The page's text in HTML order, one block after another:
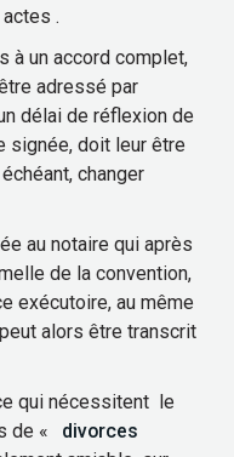
.
à un accord complet,
adressé par
délai de réflexion de
signée, doit leur être
changer
au notaire qui après
de la convention,
exécutoire, au même
alors être transcrit
qui nécessitent le
de «
divorces